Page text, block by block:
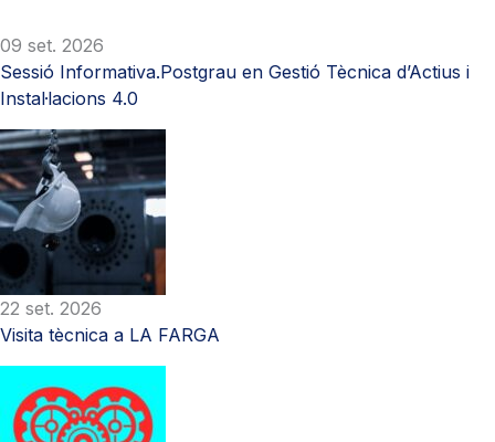
09 set. 2026
Sessió Informativa.Postgrau en Gestió Tècnica d’Actius i
Instal·lacions 4.0
22 set. 2026
Visita tècnica a LA FARGA